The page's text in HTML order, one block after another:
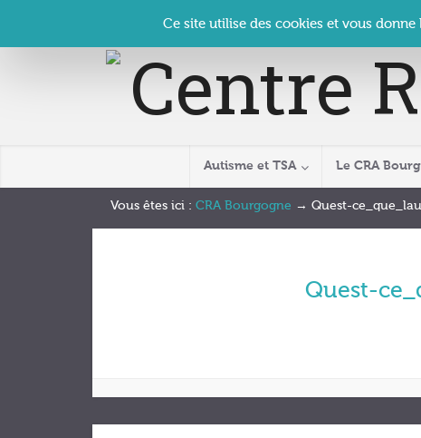
Contact Se connecter | CRA Bourgogne –
Autisme et TSA Le CRA
Vous êtes ici : CRA Bourgogne → Quest-
Quest-
Ce site utilise des cookies et vous